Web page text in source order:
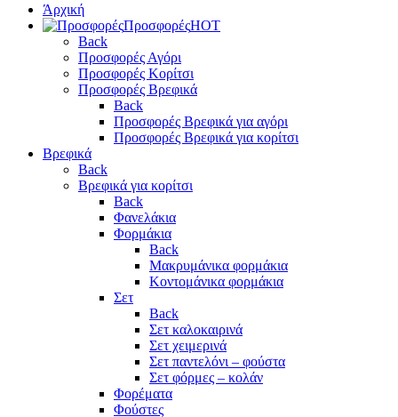
Άρχική
ΠροσφορέςHOT
Back
Προσφορές Αγόρι
Προσφορές Κορίτσι
Προσφορές Βρεφικά
Back
Προσφορές Βρεφικά για αγόρι
Προσφορές Βρεφικά για κορίτσι
Βρεφικά
Back
Βρεφικά για κορίτσι
Back
Φανελάκια
Φορμάκια
Back
Μακρυμάνικα φορμάκια
Κοντομάνικα φορμάκια
Σετ
Back
Σετ καλοκαιρινά
Σετ χειμερινά
Σετ παντελόνι – φούστα
Σετ φόρμες – κολάν
Φορέματα
Φούστες